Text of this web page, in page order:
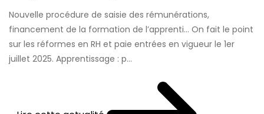
Nouvelle procédure de saisie des rémunérations,
financement de la formation de l’apprenti… On fait le point
sur les réformes en RH et paie entrées en vigueur le 1er
juillet 2025. Apprentissage : p...